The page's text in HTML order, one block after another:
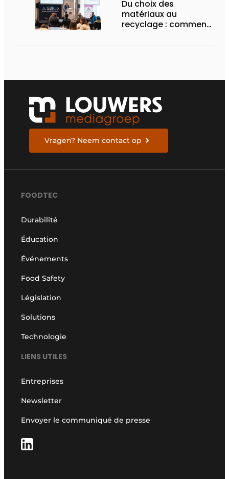
Du choix des
matériaux au
recyclage : comment
Vragen? Neem contact op
FOODTEC
Durabilité
Éducation
Événements
Food Safety
Législation
Solutions
Technologie
LIENS UTILES
Entreprises
Newsletter
Envoyer le communiqué de presse